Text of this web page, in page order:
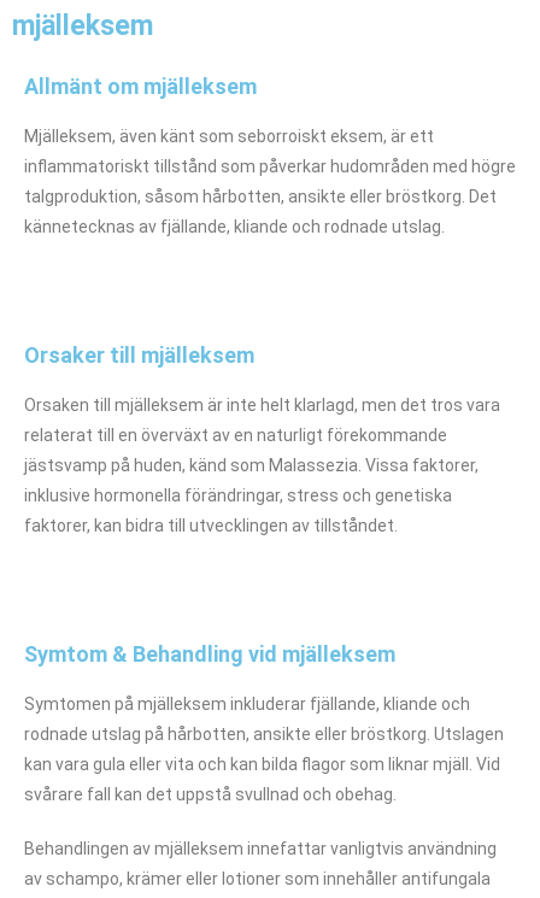
mjälleksem
Allmänt om mjälleksem
Mjälleksem, även känt som seborroiskt eksem, är ett
inflammatoriskt tillstånd som påverkar hudområden med högre
talgproduktion, såsom hårbotten, ansikte eller bröstkorg. Det
kännetecknas av fjällande, kliande och rodnade utslag.
Orsaker till mjälleksem
Orsaken till mjälleksem är inte helt klarlagd, men det tros vara
relaterat till en överväxt av en naturligt förekommande
jästsvamp på huden, känd som Malassezia. Vissa faktorer,
inklusive hormonella förändringar, stress och genetiska
faktorer, kan bidra till utvecklingen av tillståndet.
Symtom & Behandling vid mjälleksem
Symtomen på mjälleksem inkluderar fjällande, kliande och
rodnade utslag på hårbotten, ansikte eller bröstkorg. Utslagen
kan vara gula eller vita och kan bilda flagor som liknar mjäll. Vid
svårare fall kan det uppstå svullnad och obehag.
Behandlingen av mjälleksem innefattar vanligtvis användning
av schampo, krämer eller lotioner som innehåller antifungala